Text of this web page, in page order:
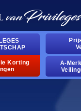
Korting
A-